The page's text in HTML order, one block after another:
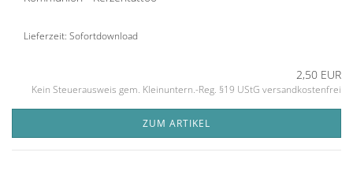
Lieferzeit: Sofortdownload
2,50 EUR
Kein Steuerausweis gem. Kleinuntern.-Reg. §19 UStG versandkostenfrei
ZUM ARTIKEL